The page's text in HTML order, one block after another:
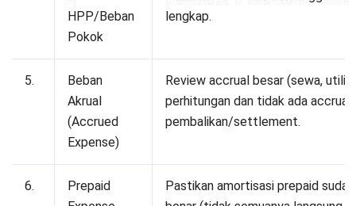
Bagaimana cara menutup akun buku
besar?
Langkah tutup buku bulanan?